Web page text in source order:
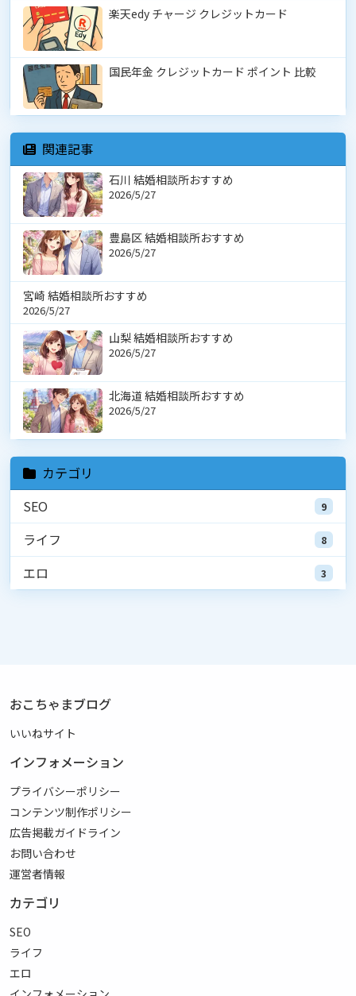
楽天edy チャージ クレジットカード
国民年金 クレジットカード ポイント 比較
関連記事
石川 結婚相談所おすすめ
2026/5/27
豊島区 結婚相談所おすすめ
2026/5/27
宮崎 結婚相談所おすすめ
2026/5/27
山梨 結婚相談所おすすめ
2026/5/27
北海道 結婚相談所おすすめ
2026/5/27
カテゴリ
SEO
9
ライフ 8
エロ 3
おこちゃまブログ
いいねサイト
インフォメーション
プライバシーポリシー
コンテンツ制作ポリシー
広告掲載ガイドライン
お問い合わせ
運営者情報
カテゴリ
SEO
ライフ
エロ